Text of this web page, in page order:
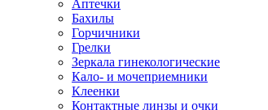
Аптечки
Бахилы
Горчичники
Грелки
Зеркала гинекологические
Кало- и мочеприемники
Клеенки
Контактные линзы и очки